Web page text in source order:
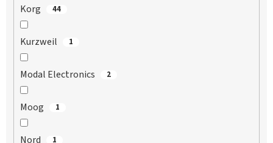
Korg 44
Kurzweil 1
Modal Electronics 2
Moog 1
Nord 1